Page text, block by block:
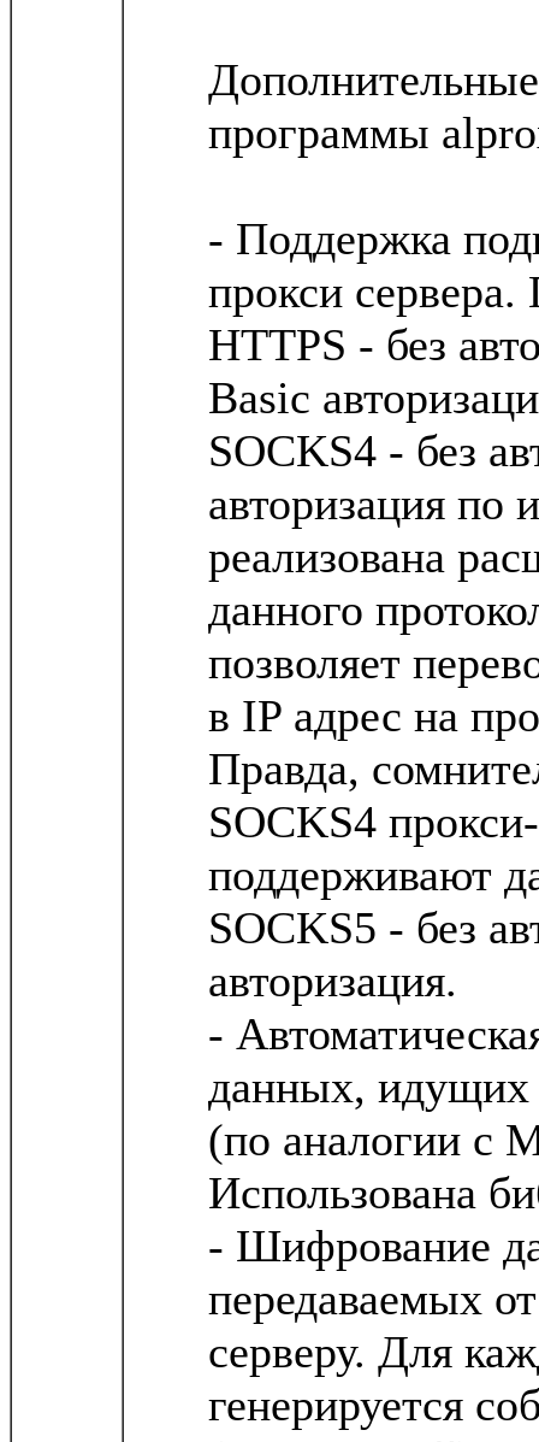
программы
- Поддержка
прокси
HTTPS - без
Basic
SOCKS4 - без
авторизация по
реализована
данного
позволяет
в IP адрес на
Правда,
SOCKS4
поддерживают
SOCKS5 - без
авторизация.
-
данных, идущих
(по аналогии с
Использована
- Шифрование
передаваемых
серверу. Для
генерируется